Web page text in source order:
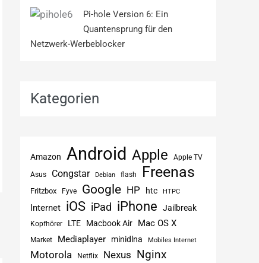
Pi-hole Version 6: Ein
Quantensprung für den
Netzwerk-Werbeblocker
Kategorien
Amazon Android Apple
Apple TV
Asus
Congstar Debian flash Freenas
Fritzbox Fyve Google HP htc HTPC
Internet iOS iPad iPhone Jailbreak
Kopfhörer LTE Macbook Air Mac OS X
Market Mediaplayer minidlna Mobiles Internet
Motorola Netflix Nexus Nginx